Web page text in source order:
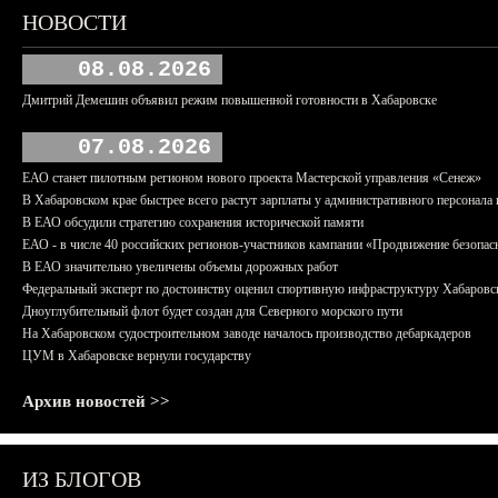
НОВОСТИ
08.08.2026
Дмитрий Демешин объявил режим повышенной готовности в Хабаровске
07.08.2026
ЕАО станет пилотным регионом нового проекта Мастерской управления «Сенеж»
В Хабаровском крае быстрее всего растут зарплаты у административного персонала
В ЕАО обсудили стратегию сохранения исторической памяти
ЕАО - в числе 40 российских регионов-участников кампании «Продвижение
В ЕАО значительно увеличены объемы дорожных работ
Федеральный эксперт по достоинству оценил спортивную инфраструктуру
Дноуглубительный флот будет создан для Северного морского пути
На Хабаровском судостроительном заводе началось производство дебаркадеров
ЦУМ в Хабаровске вернули государству
Архив новостей >>
ИЗ БЛОГОВ